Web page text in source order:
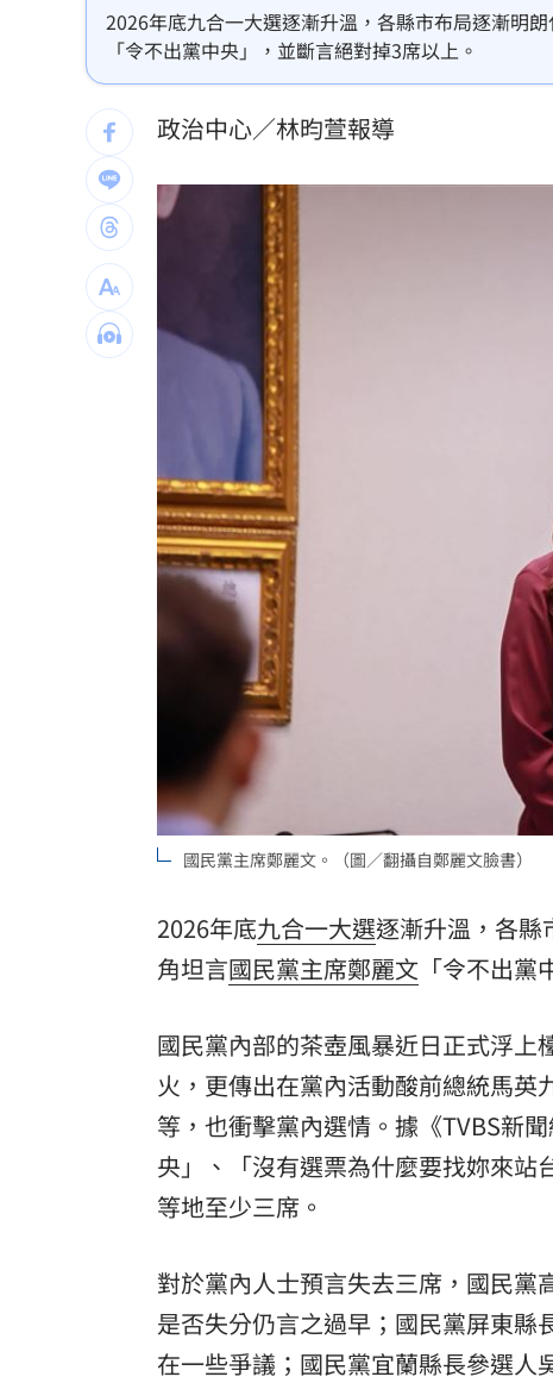
獨／海外遊學增強外語 台人夯英、美、
伊波拉失控！專家憂病毒恐已突變
飲料空盒找嘸地方丟 騎車咬著遭攔查槓
63歲章小蕙吐露心聲：後悔當年嫁給鍾鎮濤
白海豚颱風擺盪逼近！雨到「這時」才趨緩
最遺憾童年記憶空白 禹菡：當年真不懂事
台灣彩券開獎直播中
LIVE三立+24小時直播
三立iNEWS新聞台線上直播
商場戰國來臨 台中「頂奢大道」逐漸成
台彩父親節推新刮刮樂千萬頭獎超「爸」
「拍片人的多重宇宙」職涯論壇9/12登場！
8國球員齊聚高雄 Formosa 7s掀足球熱
理想混蛋號召粉絲跨海追星吃美食！ 18:15
2026年底九合一大選逐漸升溫，各縣市布局逐漸明
「令不出黨中央」，並斷言絕對掉3席以上。
政治中心／林昀萱報導
國民黨主席鄭麗文。（圖／翻攝自鄭麗文臉書）
2026年底九合一大選逐漸升溫，各縣
角坦言國民黨主席鄭麗文 「令不出
國民黨內部的茶壺風暴近日正式浮上
火，更傳出在黨內活動酸前總統馬英
等，也衝擊黨內選情。據《TVBS新
央」、「沒有選票為什麼要找妳來站
等地至少三席。
對於黨內人士預言失去三席，國民
是否失分仍言之過早；國民黨屏東
在一些爭議；國民黨宜蘭縣長參選人